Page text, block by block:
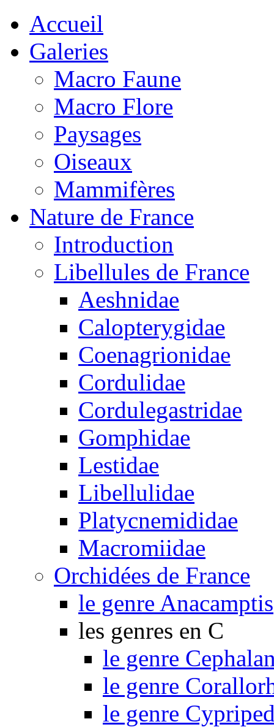
Accueil
Galeries
Macro Faune
Macro Flore
Paysages
Oiseaux
Mammifères
Nature de France
Introduction
Libellules de France
Aeshnidae
Calopterygidae
Coenagrionidae
Cordulidae
Cordulegastridae
Gomphidae
Lestidae
Libellulidae
Platycnemididae
Macromiidae
Orchidées de France
le genre Anacamptis
les genres en C
le genre
le genre
le genre